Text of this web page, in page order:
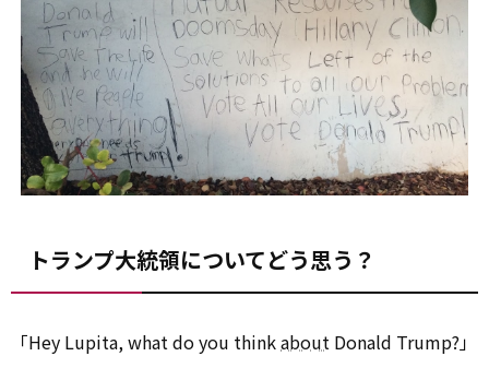
トランプ大統領についてどう思う？
「Hey Lupita, what do you thinkabout Donald Trump?」